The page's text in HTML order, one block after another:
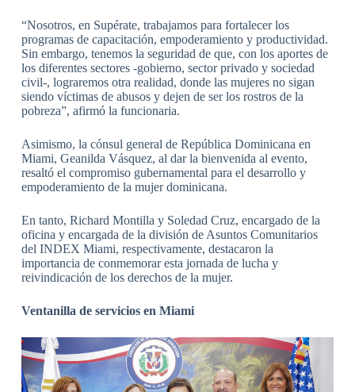
“Nosotros, en Supérate, trabajamos para fortalecer los
programas de capacitación, empoderamiento y productividad.
Sin embargo, tenemos la seguridad de que, con los aportes de
los diferentes sectores -gobierno, sector privado y sociedad
civil-, lograremos otra realidad, donde las mujeres no sigan
siendo víctimas de abusos y dejen de ser los rostros de la
pobreza”, afirmó la funcionaria.
Asimismo, la cónsul general de República Dominicana en
Miami, Geanilda Vásquez, al dar la bienvenida al evento,
resaltó el compromiso gubernamental para el desarrollo y
empoderamiento de la mujer dominicana.
En tanto, Richard Montilla y Soledad Cruz, encargado de la
oficina y encargada de la división de Asuntos Comunitarios
del INDEX Miami, respectivamente, destacaron la
importancia de conmemorar esta jornada de lucha y
reivindicación de los derechos de la mujer.
Ventanilla de servicios en Miami